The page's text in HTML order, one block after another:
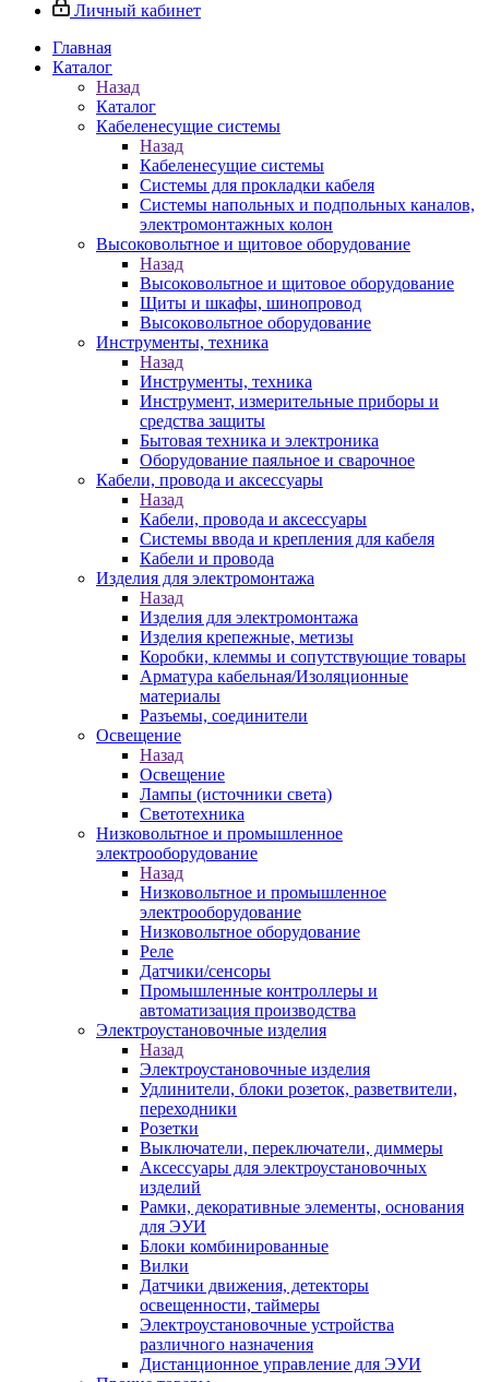
Личный кабинет
Главная
Каталог
Назад
Каталог
Кабеленесущие системы
Назад
Кабеленесущие системы
Системы для прокладки кабеля
Системы напольных и подпольных каналов,
электромонтажных колон
Высоковольтное и щитовое оборудование
Назад
Высоковольтное и щитовое оборудование
Щиты и шкафы, шинопровод
Высоковольтное оборудование
Инструменты, техника
Назад
Инструменты, техника
Инструмент, измерительные приборы и
средства защиты
Бытовая техника и электроника
Оборудование паяльное и сварочное
Кабели, провода и аксессуары
Назад
Кабели, провода и аксессуары
Системы ввода и крепления для кабеля
Кабели и провода
Изделия для электромонтажа
Назад
Изделия для электромонтажа
Изделия крепежные, метизы
Коробки, клеммы и сопутствующие товары
Арматура кабельная/Изоляционные
материалы
Разъемы, соединители
Освещение
Назад
Освещение
Лампы (источники света)
Светотехника
Низковольтное и промышленное
электрооборудование
Назад
Низковольтное и промышленное
электрооборудование
Низковольтное оборудование
Реле
Датчики/сенсоры
Промышленные контроллеры и
автоматизация производства
Электроустановочные изделия
Назад
Электроустановочные изделия
Удлинители, блоки розеток, разветвители,
переходники
Розетки
Выключатели, переключатели, диммеры
Аксессуары для электроустановочных
изделий
Рамки, декоративные элементы, основания
для ЭУИ
Блоки комбинированные
Вилки
Датчики движения, детекторы
освещенности, таймеры
Электроустановочные устройства
различного назначения
Дистанционное управление для ЭУИ